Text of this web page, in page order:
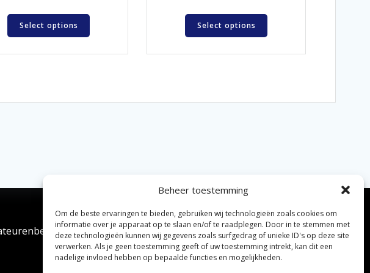
Beheer toestemming
Om de beste ervaringen te bieden, gebruiken wij technologieën zoals cookies om
informatie over je apparaat op te slaan en/of te raadplegen. Door in te stemmen met
deze technologieën kunnen wij gegevens zoals surfgedrag of unieke ID's op deze site
verwerken. Als je geen toestemming geeft of uw toestemming intrekt, kan dit een
nadelige invloed hebben op bepaalde functies en mogelijkheden.
Select options Select options